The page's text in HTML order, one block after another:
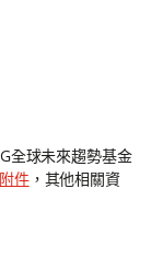
全球未來趨勢基金
件，其他相關資